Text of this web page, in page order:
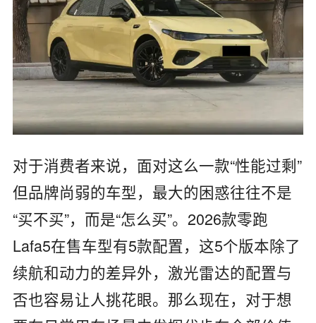
对于消费者来说，面对这么一款“性能过剩”
但品牌尚弱的车型，最大的困惑往往不是
“买不买”，而是“怎么买”。2026款零跑
Lafa5在售车型有5款配置，这5个版本除了
续航和动力的差异外，激光雷达的配置与
否也容易让人挑花眼。那么现在，对于想